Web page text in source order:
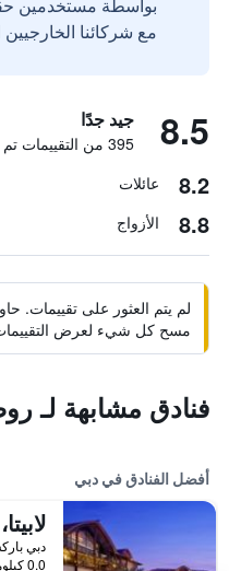
مع شركائنا الخارجيين
8.5 جيد جدًا
395 من التقييمات تم التحقق منها
8.2 عائلات
8.8 الأزواج
لم يتم العثور على تقييمات.
مسح كل شيء لعرض
فنادق مشابهة لـ
أفضل الفنادق في دبي
0.0 كيلومتر عن وسط المدينة